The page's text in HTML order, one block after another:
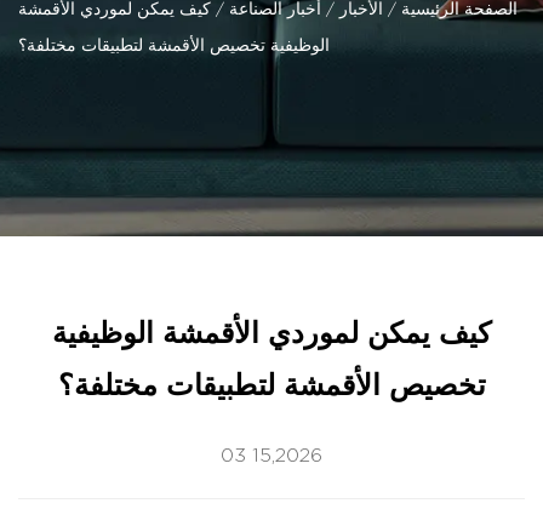
الصفحة الرئيسية / الأخبار / أخبار الصناعة / كيف يمكن لموردي الأقمشة
الوظيفية تخصيص الأقمشة لتطبيقات مختلفة؟
كيف يمكن لموردي الأقمشة الوظيفية
تخصيص الأقمشة لتطبيقات مختلفة؟
03 15,2026